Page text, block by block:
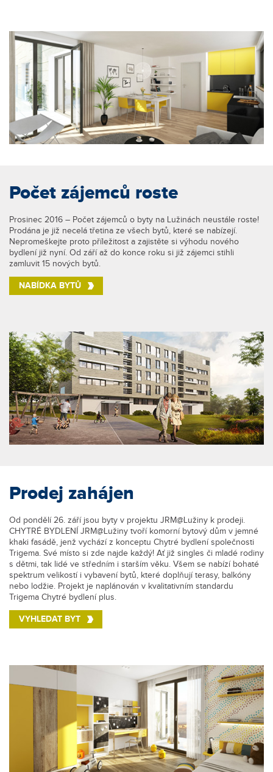
Počet zájemců roste
Prosinec 2016 – Počet zájemců o byty na Lužinách neustále roste!
Prodána je již necelá třetina ze všech bytů, které se nabízejí.
Nepromeškejte proto příležitost a zajistěte si výhodu nového
bydlení již nyní. Od září až do konce roku si již zájemci stihli
zamluvit 15 nových bytů.
NABÍDKA BYTŮ
Prodej zahájen
Od pondělí 26. září jsou byty v projektu JRM@Lužiny k prodeji.
CHYTRÉ BYDLENÍ JRM@Lužiny tvoří komorní bytový dům v jemné
khaki fasádě, jenž vychází z konceptu Chytré bydlení společnosti
Trigema. Své místo si zde najde každý! Ať již singles či mladé rodiny
s dětmi, tak lidé ve středním i starším věku. Všem se nabízí bohaté
spektrum velikostí i vybavení bytů, které doplňují terasy, balkóny
nebo lodžie. Projekt je naplánován v kvalitativním standardu
Trigema Chytré bydlení plus.
VYHLEDAT BYT